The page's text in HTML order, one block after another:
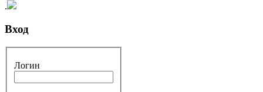
.
Вход
Логин